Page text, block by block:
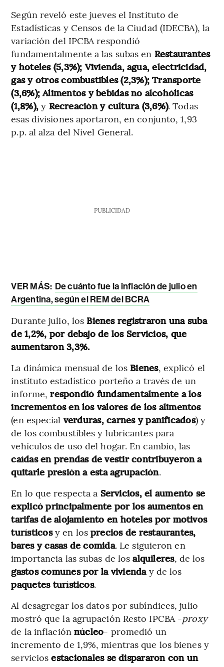
Según reveló este jueves el Instituto de
Estadísticas y Censos de la Ciudad (IDECBA), la
variación del IPCBA respondió
fundamentalmente a las subas en Restaurantes
y hoteles (5,3%); Vivienda, agua, electricidad,
gas y otros combustibles (2,3%); Transporte
(3,6%); Alimentos y bebidas no alcohólicas
(1,8%),y Recreación y cultura (3,6%). Todas
esas divisiones aportaron, en conjunto, 1,93
p.p. al alza del Nivel General.
PUBLICIDAD
VER MÁS: De cuánto fue la inflación de julio en
Argentina, según el REM del BCRA
Durante julio, los Bienes registraron una suba
de 1,2%, por debajo de los Servicios, que
aumentaron 3,3%.
La dinámica mensual de los Bienes, explicó el
instituto estadístico porteño a través de un
informe,respondió fundamentalmente a los
incrementos en los valores de los alimentos
(en especial verduras, carnes y panificados) y
de los combustibles y lubricantes para
vehículos de uso del hogar. En cambio, las
caídas en prendas de vestir contribuyeron a
quitarle presión a esta agrupación.
En lo que respecta a Servicios, el aumento se
explicó principalmente por los aumentos en
tarifas de alojamiento en hoteles por motivos
turísticosy en los precios de restaurantes,
bares y casas de comida. Le siguieron en
importancia las subas de losalquileres, de los
gastos comunes por la vivienday de los
paquetes turísticos.
Al desagregar los datos por subíndices, julio
mostró que la agrupación Resto IPCBA -proxy
de la inflación núcleo- promedió un
incremento de 1,9%, mientras que los bienes y
serviciosestacionales se dispararon con un